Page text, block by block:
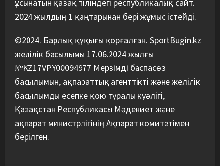
ұсынатын қазақ тіліндегі республикалық сайт.
2024 жылдың 1 қаңтарынан бері жұмыс істейді.
©2024. Барлық құқығы қорғалған. SportBugin.kz
желілік басылымы 17.06.2024 жылғы
№KZ17VPY00094977 Мерзімді баспасөз
басылымын, ақпараттық агенттікті және желілік
басылымды есепке қою туралы куәлігі,
Қазақстан Республикасы Мәдениет және
ақпарат министрлігінің Ақпарат комитетімен
берілген.